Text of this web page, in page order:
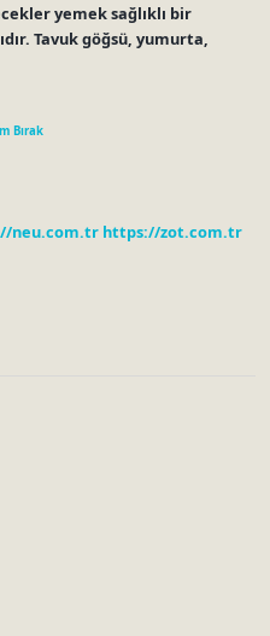
yemek sağlıklı bir
Tavuk göğsü, yumurta,
Bırak
neu.com.tr https://zot.com.tr